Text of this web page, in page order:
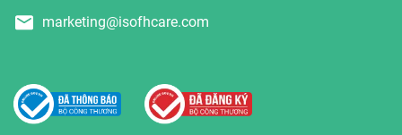
marketing@isofhcare.com